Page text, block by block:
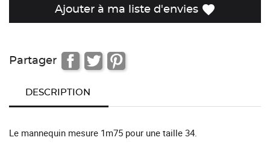
Ajouter à ma liste d'envies favorite
Partager
DESCRIPTION
Le mannequin mesure 1m75 pour une taille 34.